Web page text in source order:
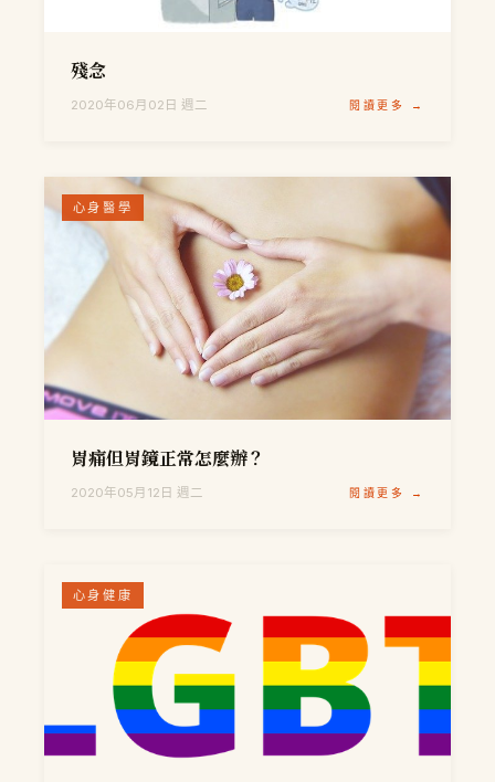
殘念
2020年06月02日 週二 閱讀更多 →
心身醫學
胃痛但胃鏡正常怎麼辦？
2020年05月12日 週二 閱讀更多 →
心身健康